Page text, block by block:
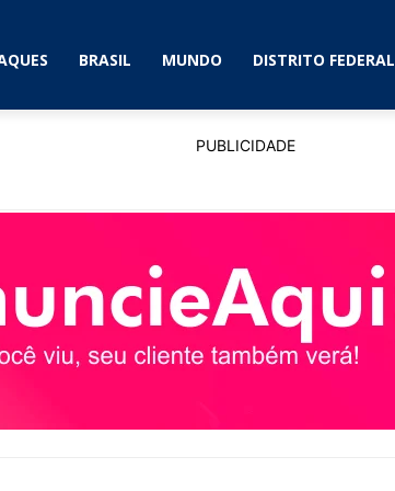
BRASIL MUNDO DISTRITO FEDERAL
PUBLICIDADE